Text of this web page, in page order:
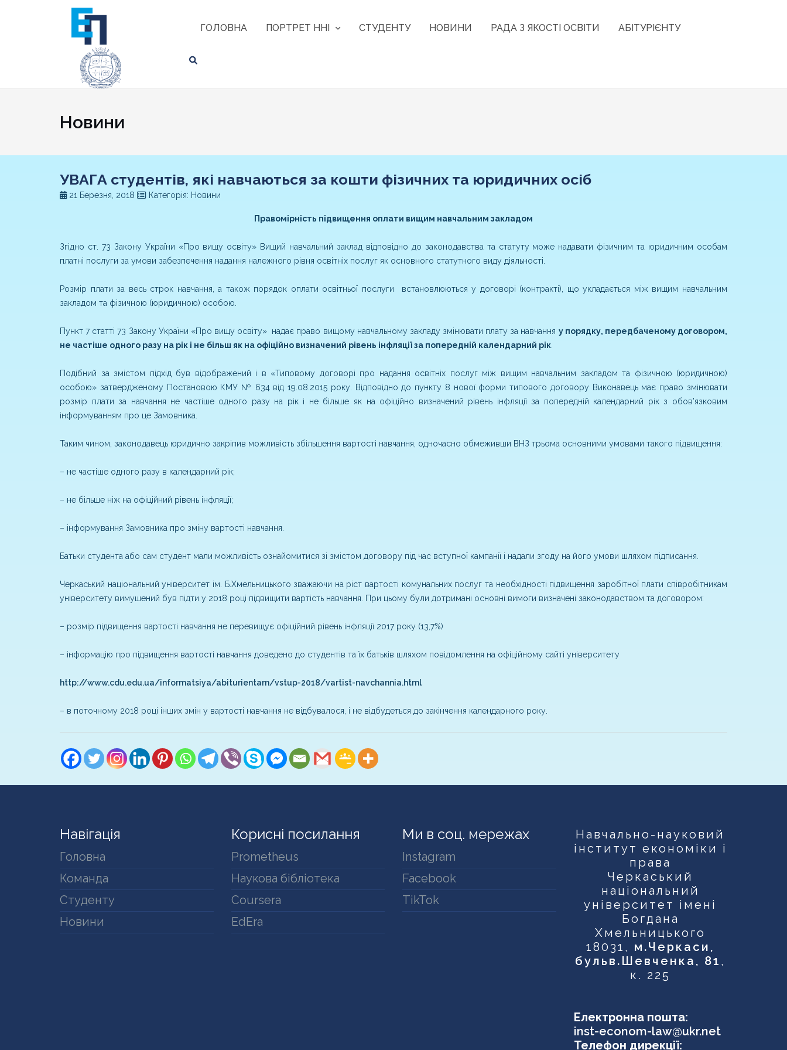
ГОЛОВНА ПОРТРЕТ ННІ СТУДЕНТУ НОВИНИ РАДА З ЯКОСТІ ОСВІТИ АБІТУРІЄНТУ
Новини
УВАГА студентів, які навчаються за кошти фізичних та юридичних осіб
21 Березня, 2018 Категорія: Новини
Правомірність підвищення оплати вищим навчальним закладом
Згідно ст. 73 Закону України «Про вищу освіту» Вищий навчальний заклад відповідно до законодавства та статуту може надавати фізичним та юридичним особам
платні послуги за умови забезпечення надання належного рівня освітніх послуг як основного статутного виду діяльності.
Розмір плати за весь строк навчання, а також порядок оплати освітньої послуги встановлюються у договорі (контракті), що укладається між вищим навчальним
закладом та фізичною (юридичною) особою.
Пункт 7 статті 73 Закону України «Про вищу освіту» надає право вищому навчальному закладу змінювати плату за навчання у порядку, передбаченому договором,
не частіше одного разу на рік і не більш як на офіційно визначений рівень інфляції за попередній календарний рік
Подібний за змістом підхід був відображений і в «Типовому договорі про надання освітніх послуг між вищим навчальним закладом та фізичною (юридичною)
особою» затвердженому Постановою КМУ № 634 від 19.08.2015 року. Відповідно до пункту 8 нової форми типового договору Виконавець має право змінювати
розмір плати за навчання не частіше одного разу на рік і не більше як на офіційно визначений рівень інфляції за попередній календарний рік з обов’язковим
інформуванням про це Замовника.
Таким чином, законодавець юридично закріпив можливість збільшення вартості навчання, одночасно обмеживши ВНЗ трьома основними умовами такого підвищення:
– не частіше одного разу в календарний рік;
– не більше ніж на офіційний рівень інфляції;
– інформування Замовника про зміну вартості навчання.
Батьки студента або сам студент мали можливість ознайомитися зі змістом договору під час вступної кампанії і надали згоду на його умови шляхом підписання.
Черкаський національний університет ім. Б.Хмельницького зважаючи на ріст вартості комунальних послуг та необхідності підвищення заробітної плати співробітникам
університету вимушений був підти у 2018 році підвищити вартість навчання. При цьому були дотримані основні вимоги визначені законодавством та договором:
– розмір підвищення вартості навчання не перевищує офіційний рівень інфляції 2017 року (13,7%)
– інформацію про підвищення вартості навчання доведено до студентів та їх батьків шляхом повідомлення на офіційному сайті університету
http://www.cdu.edu.ua/informatsiya/abiturientam/vstup-2018/vartist-navchannia.html
– в поточному 2018 році інших змін у вартості навчання не відбувалося, і не відбудеться до закінчення календарного року.
Навігація
Головна
Команда
Студенту
Новини
Корисні посилання
Prometheus
Наукова бібліотека
Coursera
EdEra
Ми в соц. мережах
Instagram
Facebook
TikTok
Навчально-науковий
інститут економіки і
права
Черкаський
національний
університет імені
Богдана
Хмельницького
18031, м.Черкаси,
бульв.Шевченка, 81 ,
к. 225
Електронна пошта:
inst-econom-law@ukr.net
Телефон дирекції: